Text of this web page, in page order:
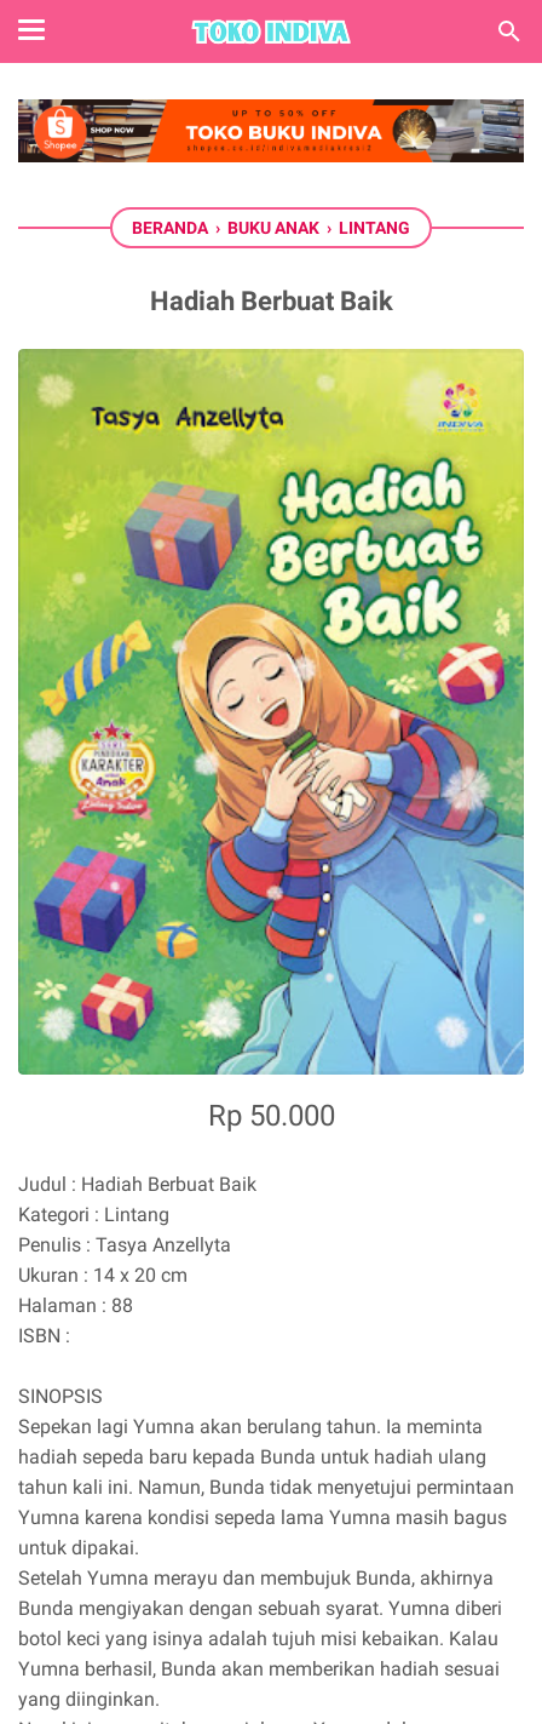
BERANDA › BUKU ANAK › LINTANG
Hadiah Berbuat Baik
Rp 50.000
Judul : Hadiah Berbuat Baik
Kategori : Lintang
Penulis : Tasya Anzellyta
Ukuran : 14 x 20 cm
Halaman : 88
ISBN :
SINOPSIS
Sepekan lagi Yumna akan berulang tahun. Ia meminta
hadiah sepeda baru kepada Bunda untuk hadiah ulang
tahun kali ini. Namun, Bunda tidak menyetujui permintaan
Yumna karena kondisi sepeda lama Yumna masih bagus
untuk dipakai.
Setelah Yumna merayu dan membujuk Bunda, akhirnya
Bunda mengiyakan dengan sebuah syarat. Yumna diberi
botol keci yang isinya adalah tujuh misi kebaikan. Kalau
Yumna berhasil, Bunda akan memberikan hadiah sesuai
yang diinginkan.